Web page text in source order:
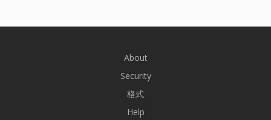
About
Security
格式
Help